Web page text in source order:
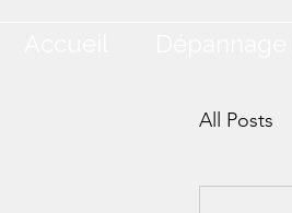
All Posts